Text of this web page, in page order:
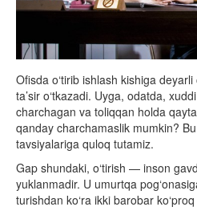
Ofisda o‘tirib ishlash kishiga
ta’sir o‘tkazadi. Uyga, odatda,
charchagan va toliqqan holda
qanday charchamaslik mumkin?
tavsiyalariga quloq tutamiz.
Gap shundaki, o‘tirish — inson
yuklanmadir. U umurtqa
turishdan ko‘ra ikki barobar